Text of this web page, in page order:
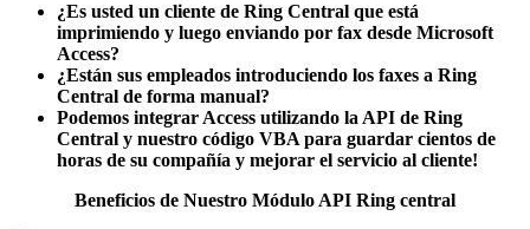
¿Es usted un cliente de Ring Central que está
imprimiendo y luego enviando por fax desde Microsoft
Access?
¿Están sus empleados introduciendo los faxes a Ring
Central de forma manual?
Podemos integrar Access utilizando la API de Ring
Central y nuestro código VBA para guardar cientos de
horas de su compañía y mejorar el servicio al cliente!
Beneficios de Nuestro Módulo API Ring central